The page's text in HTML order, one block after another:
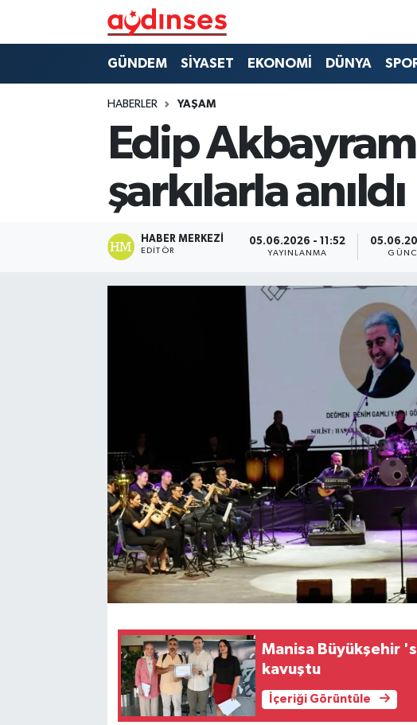
GÜNDEM SİYASET EKONOMİ DÜNYA
HABERLER YAŞAM
Edip
şarkılarla anıldı
HABER MERKEZI
EDITÖR
05.06.2026 - 11:52
YAYINLANMA
Manisa Büyükşehir
kavuştu
İçeriği Görüntüle
Nöbetçi Eczaneler
Hava Durumu
Aydin Namaz Vakitleri
Trafik Durumu
Tüm Manşetler